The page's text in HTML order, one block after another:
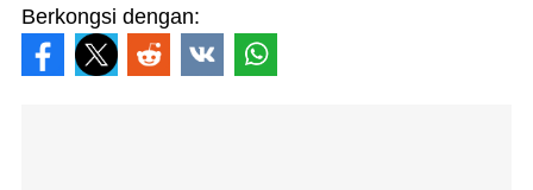
Berkongsi dengan: